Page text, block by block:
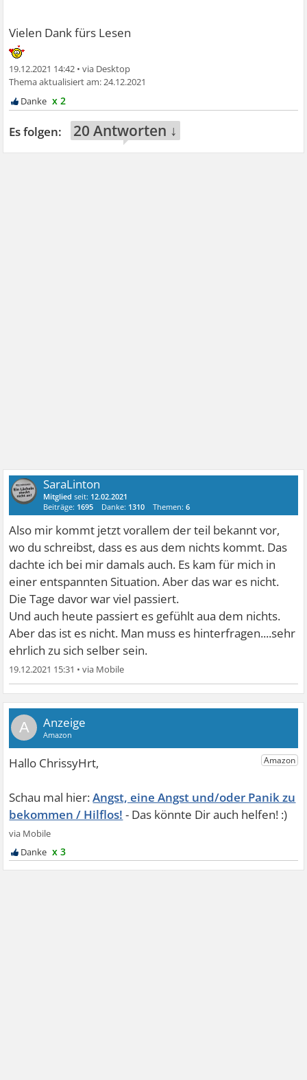
Vielen Dank fürs Lesen
19.12.2021 14:42 •
24.12.2021
x 2
20 Antworten ↓
SaraLinton
Mitglied seit: 12.02.2021
Beiträge: 1695 Danke: 1310 Themen:6
Also mir kommt jetzt vorallem der teil bekannt vor,
wo du schreibst, dass es aus dem nichts kommt. Das
dachte ich bei mir damals auch. Es kam für mich in
einer entspannten Situation. Aber das war es nicht.
Die Tage davor war viel passiert.
Und auch heute passiert es gefühlt aua dem nichts.
Aber das ist es nicht. Man muss es hinterfragen....sehr
ehrlich zu sich selber sein.
19.12.2021 15:31 •
A
Angst, eine Angst und/oder Panik zu
bekommen / Hilflos!
x 3